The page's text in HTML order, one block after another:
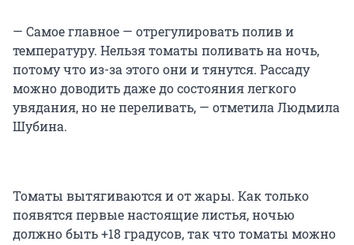
— Самое главное — отрегулировать полив и
температуру. Нельзя томаты поливать на ночь,
потому что из-за этого они и тянутся. Рассаду
можно доводить даже до состояния легкого
увядания, но не переливать, — отметила Людмила
Шубина.
Томаты вытягиваются и от жары. Как только
появятся первые настоящие листья, ночью
должно быть +18 градусов, так что томаты можно